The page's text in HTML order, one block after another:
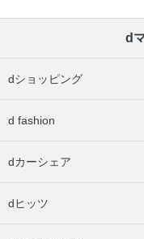
d
dショッピング
d fashion
dカーシェア
dヒッツ